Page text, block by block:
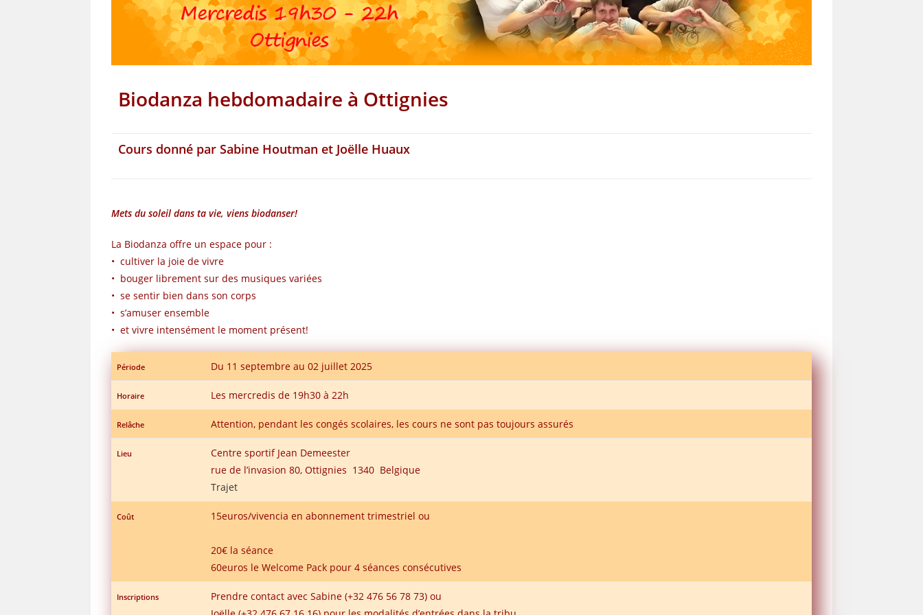
website
Biodanza hebdomadaire à Ottignies
Cours donné par Sabine Houtman et Joëlle Huaux
Mets du soleil dans ta vie, viens biodanser!
La Biodanza offre un espace pour :
• cultiver la joie de vivre
• bouger librement sur des musiques variées
• se sentir bien dans son corps
• s’amuser ensemble
• et vivre intensément le moment présent!
Période Du 11 septembre au 02 juillet 2025
Horaire Les mercredis de 19h30 à 22h
Relâche Attention, pendant les congés scolaires, les cours ne sont pas toujours assurés
Lieu
Centre sportif Jean Demeester
rue de l’invasion 80, Ottignies 1340 Belgique
Trajet
Coût 15euros/vivencia en abonnement trimestriel ou
20€ la séance
60euros le Welcome Pack pour 4 séances consécutives
Inscriptions
Prendre contact avec Sabine (+32 476 56 78 73) ou